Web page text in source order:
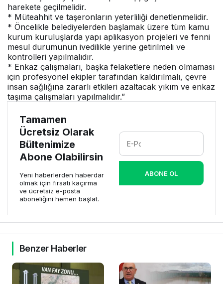
harekete geçilmelidir.
* Müteahhit ve taşeronların yeterliliği denetlenmelidir.
* Öncelikle belediyelerden başlamak üzere tüm kamu
kurum kuruluşlarda yapı aplikasyon projeleri ve fenni
mesul durumunun ivedilikle yerine getirilmeli ve
kontrolleri yapılmalıdır.
* Enkaz çalışmaları, başka felaketlere neden olmaması
için profesyonel ekipler tarafından kaldırılmalı, çevre
insan sağlığına zararlı etkileri azaltacak yıkım ve enkaz
taşıma çalışmaları yapılmalıdır.”
Tamamen
Ücretsiz Olarak
Bültenimize
Abone Olabilirsin
Yeni haberlerden haberdar
olmak için fırsatı kaçırma
ve ücretsiz e-posta
aboneliğini hemen başlat.
ABONE OL
Benzer Haberler